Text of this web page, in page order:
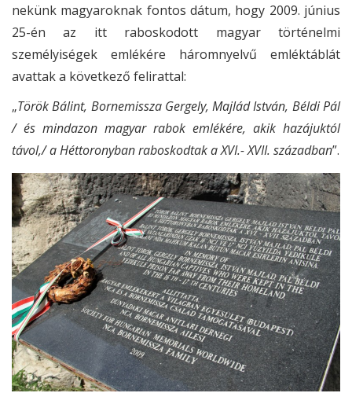
nekünk magyaroknak fontos dátum, hogy 2009. június
25-én az itt raboskodott magyar történelmi
személyiségek emlékére háromnyelvű emléktáblát
avattak a következő felirattal:
„Török Bálint, Bornemissza Gergely, Majlád István, Béldi Pál
/ és mindazon magyar rabok emlékére, akik hazájuktól
távol,/ a Héttoronyban raboskodtak a XVI.- XVII. században”.